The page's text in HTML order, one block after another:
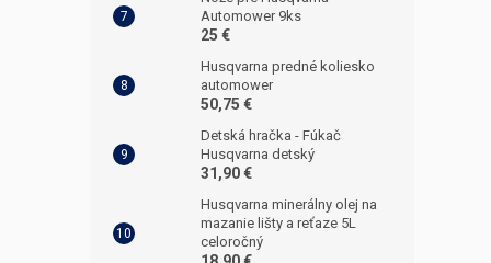
Automower 9ks
25 €
Husqvarna predné koliesko
automower
50,75 €
Detská hračka - Fúkač
Husqvarna detský
31,90 €
Husqvarna minerálny olej na
mazanie lišty a reťaze 5L
celoročný